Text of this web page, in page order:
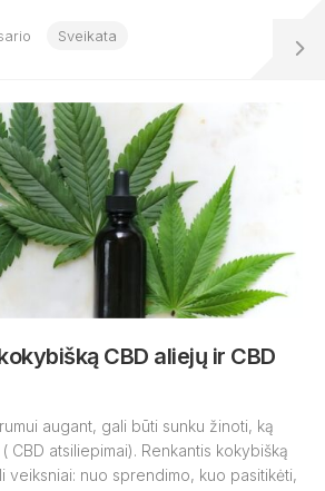
Sveikata
CBD aliejų ir CBD
augant, gali būti sunku žinoti, ką
CBD atsiliepimai). Renkantis kokybišką
veiksniai: nuo sprendimo, kuo pasitikėti,